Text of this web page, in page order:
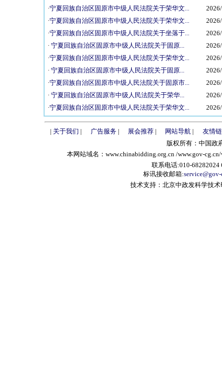
·宁夏回族自治区固原市中级人民法院关于荣华文...
·宁夏回族自治区固原市中级人民法院关于荣华文...
·宁夏回族自治区固原市中级人民法院关于坐落于...
· 宁夏回族自治区固原市中级人民法院关于固原...
·宁夏回族自治区固原市中级人民法院关于荣华文...
· 宁夏回族自治区固原市中级人民法院关于固原...
·宁夏回族自治区固原市中级人民法院关于固原市...
· 宁夏回族自治区固原市中级人民法院关于荣华...
·宁夏回族自治区固原市中级人民法院关于荣华文...
| 关于我们 | 广告服务| 展会推荐| 网站导航 |
友情
版权所有：中国政
本网站域名：www.chinabidding.org.cn /www.gov-
联系电话:010-68282024
标讯接收邮箱:
技术支持：北京中政发科学技